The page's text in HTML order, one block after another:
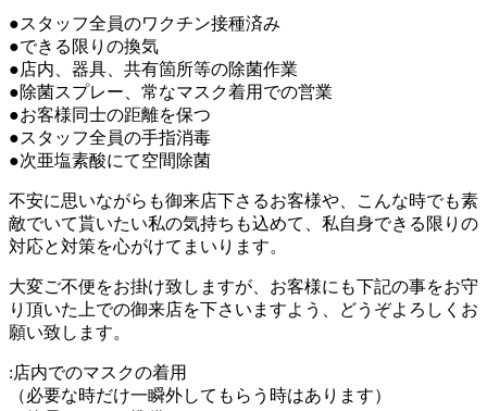
●スタッフ全員のワクチン接種済み
●できる限りの換気
●店内、器具、共有箇所等の除菌作業
●除菌スプレー、常なマスク着用での営業
●お客様同士の距離を保つ
●スタッフ全員の手指消毒
●次亜塩素酸にて空間除菌
不安に思いながらも御来店下さるお客様や、こんな時でも素
敵でいて貰いたい私の気持ちも込めて、私自身できる限りの
対応と対策を心がけてまいります。
大変ご不便をお掛け致しますが、お客様にも下記の事をお守
り頂いた上での御来店を下さいますよう、どうぞよろしくお
願い致します。
:店内でのマスクの着用
（必要な時だけ一瞬外してもらう時はあります）